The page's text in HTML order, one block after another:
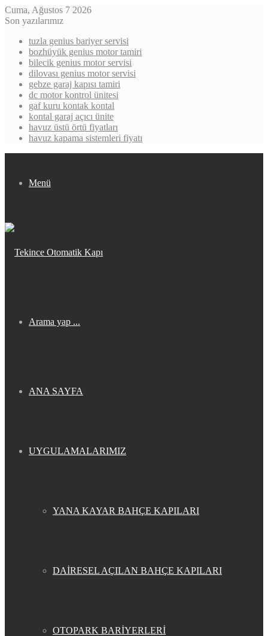
Cuma, Ağustos 7 2026
Son yazılarımız
tuzla genius bariyer servisi
bozhüyük genius motor tamiri
bilecik genius motor servisi
dilovası genius motor servisi
gebze garaj kapısı tamiri
dc motor kontrol ünitesi
gaf kuru kontak kontal
kontal garaj açıcı ünite
havuz üstü örtü fiyatları
havuz kapama sistemleri fiyatı
Menü
Arama yap ...
ANA SAYFA
UYGULAMALARIMIZ
YANA KAYAR BAHÇE KAPILARI
DAİRESEL AÇILAN BAHÇE KAPILARI
OTOPARK BARİYERLERİ